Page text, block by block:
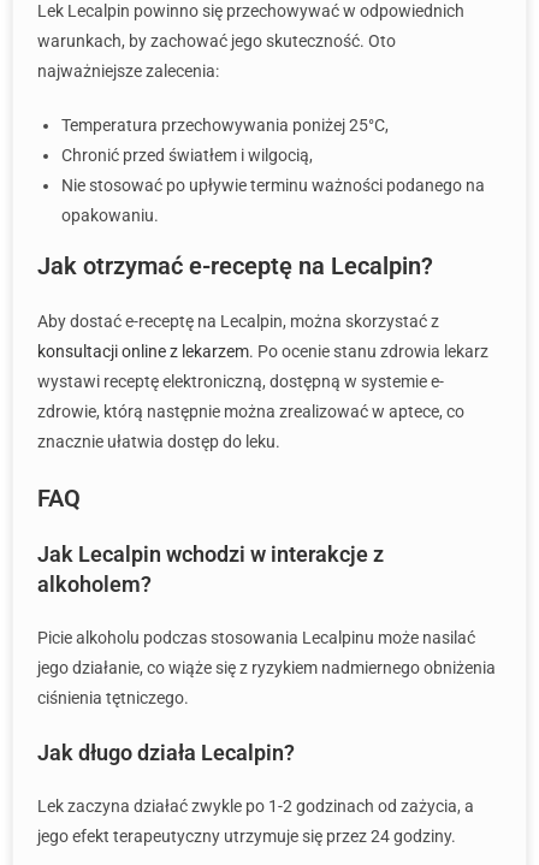
Lek Lecalpin powinno się przechowywać w odpowiednich
warunkach, by zachować jego skuteczność. Oto
najważniejsze zalecenia:
Temperatura przechowywania poniżej 25°C,
Chronić przed światłem i wilgocią,
Nie stosować po upływie terminu ważności podanego na
opakowaniu.
Jak otrzymać e-receptę na Lecalpin?
Aby dostać e-receptę na Lecalpin, można skorzystać z
konsultacji online z lekarzem. Po ocenie stanu zdrowia lekarz
wystawi receptę elektroniczną, dostępną w systemie e-
zdrowie, którą następnie można zrealizować w aptece, co
znacznie ułatwia dostęp do leku.
FAQ
Jak Lecalpin wchodzi w interakcje z
alkoholem?
Picie alkoholu podczas stosowania Lecalpinu może nasilać
jego działanie, co wiąże się z ryzykiem nadmiernego obniżenia
ciśnienia tętniczego.
Jak długo działa Lecalpin?
Lek zaczyna działać zwykle po 1-2 godzinach od zażycia, a
jego efekt terapeutyczny utrzymuje się przez 24 godziny.